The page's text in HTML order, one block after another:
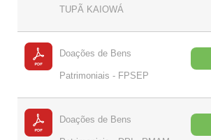
TUPÃ KAIOWÁ
Doações de Bens
Patrimoniais - FPSEP
Doações de Bens